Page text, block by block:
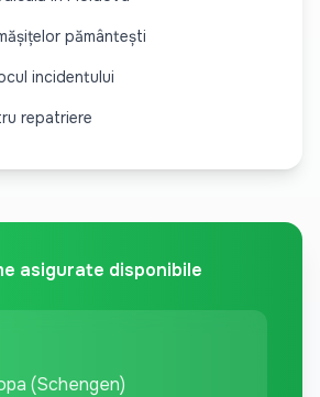
pământești
incidentului
repatriere
asigurate disponibile
(Schengen)